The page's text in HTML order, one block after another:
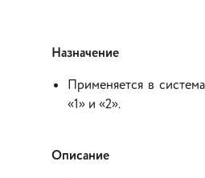
Назначение
Применяется в
«1» и «2».
Описание